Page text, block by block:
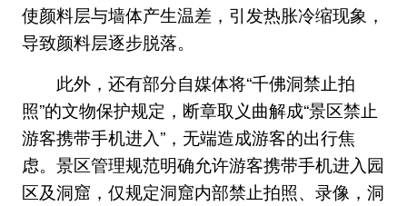
使颜料层与墙体产生温差，引发热胀冷缩现象，
导致颜料层逐步脱落。
此外，还有部分自媒体将“千佛洞禁止拍
照”的文物保护规定，断章取义曲解成“景区禁止
游客携带手机进入”，无端造成游客的出行焦
虑。景区管理规范明确允许游客携带手机进入园
区及洞窟，仅规定洞窟内部禁止拍照、录像， 洞